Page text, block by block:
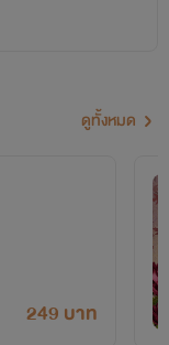
ดูทั้งหมด
249 บาท